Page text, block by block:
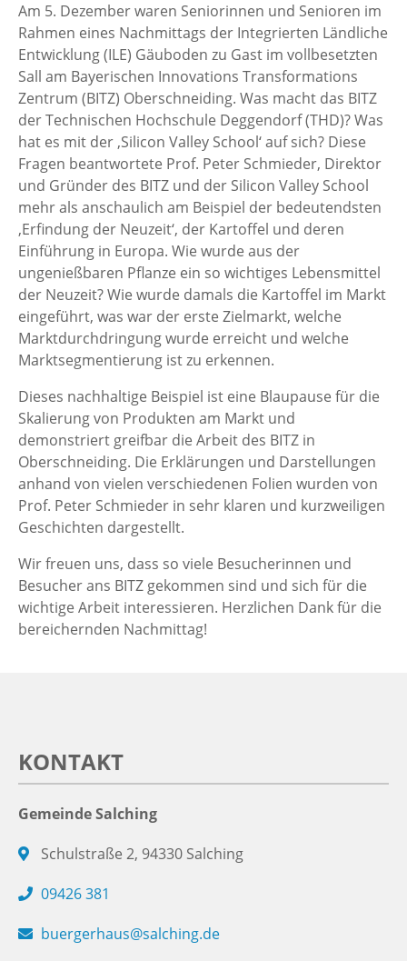
Am 5. Dezember waren Seniorinnen und Senioren im
Rahmen eines Nachmittags der Integrierten Ländliche
Entwicklung (ILE) Gäuboden zu Gast im vollbesetzten
Sall am Bayerischen Innovations Transformations
Zentrum (BITZ) Oberschneiding. Was macht das BITZ
der Technischen Hochschule Deggendorf (THD)? Was
hat es mit der ‚Silicon Valley School‘ auf sich? Diese
Fragen beantwortete Prof. Peter Schmieder, Direktor
und Gründer des BITZ und der Silicon Valley School
mehr als anschaulich am Beispiel der bedeutendsten
‚Erfindung der Neuzeit‘, der Kartoffel und deren
Einführung in Europa. Wie wurde aus der
ungenießbaren Pflanze ein so wichtiges Lebensmittel
der Neuzeit? Wie wurde damals die Kartoffel im Markt
eingeführt, was war der erste Zielmarkt, welche
Marktdurchdringung wurde erreicht und welche
Marktsegmentierung ist zu erkennen.
Dieses nachhaltige Beispiel ist eine Blaupause für die
Skalierung von Produkten am Markt und
demonstriert greifbar die Arbeit des BITZ in
Oberschneiding. Die Erklärungen und Darstellungen
anhand von vielen verschiedenen Folien wurden von
Prof. Peter Schmieder in sehr klaren und kurzweiligen
Geschichten dargestellt.
Wir freuen uns, dass so viele Besucherinnen und
Besucher ans BITZ gekommen sind und sich für die
wichtige Arbeit interessieren. Herzlichen Dank für die
bereichernden Nachmittag!
KONTAKT
Gemeinde Salching
Schulstraße 2, 94330 Salching
09426 381
buergerhaus@salching.de